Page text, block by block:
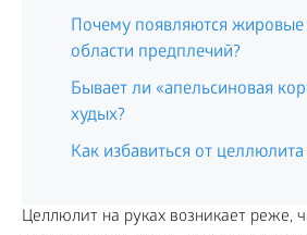
Почему появляются
области предплечий?
Бывает ли «апельсиновая
худых?
Как избавиться от
Целлюлит на руках возникает реже,